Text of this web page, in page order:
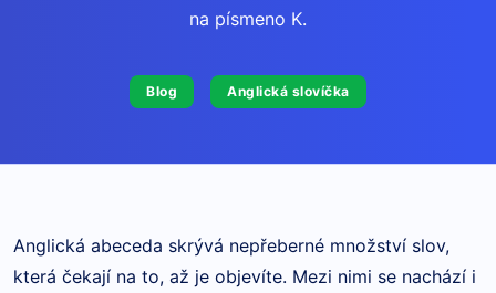
na písmeno K.
Blog Anglická slovíčka
Anglická abeceda skrývá nepřeberné množství slov,
která čekají na to, až je objevíte. Mezi nimi se nachází i